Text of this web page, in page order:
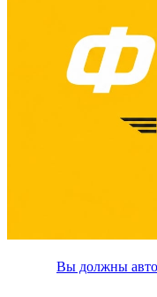
Вы должны